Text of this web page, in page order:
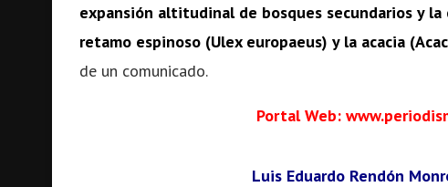
expansión altitudinal de bosques secundarios y
retamo espinoso (Ulex europaeus) y la acacia
de un comunicado.
Portal Web:
Luis Eduardo Rendón